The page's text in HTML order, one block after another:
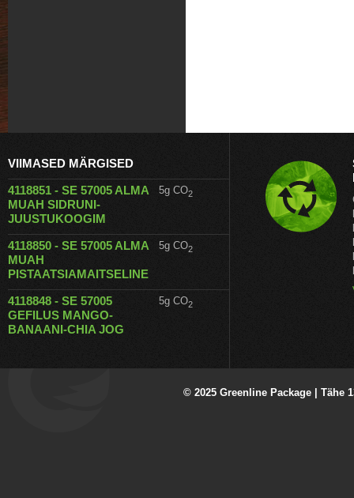
VIIMASED MÄRGISED
4118851 - SE 57005 ALMA
MUAH SIDRUNI-
JUUSTUKOOGIM
5g CO2
4118850 - SE 57005 ALMA
MUAH
PISTAATSIAMAITSELINE
5g CO2
4118848 - SE 57005
GEFILUS MANGO-
BANAANI-CHIA JOG
5g CO2
© 2025 Greenline Package | Tähe